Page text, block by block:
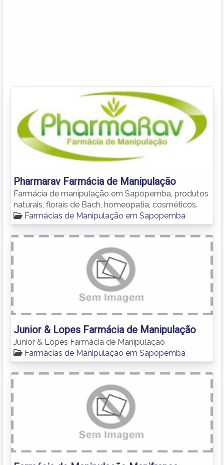
Pharmarav Farmácia de Manipulação
Farmácia de manipulação em Sapopemba, produtos
naturais, florais de Bach, homeopatia, cosméticos.
Farmácias de Manipulação em Sapopemba
Junior & Lopes Farmácia de Manipulação
Junior & Lopes Farmácia de Manipulação
Farmácias de Manipulação em Sapopemba